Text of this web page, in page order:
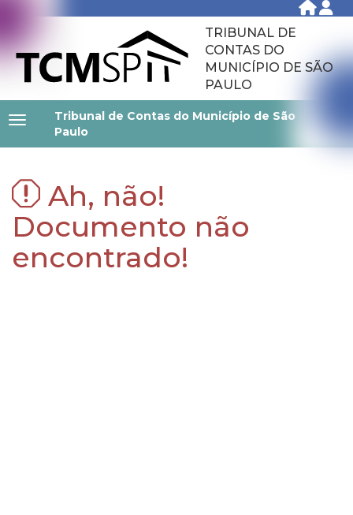
TRIBUNAL DE
CONTAS DO
MUNICÍPIO DE SÃO
PAULO
Tribunal de Contas do Município de São
Paulo
Ah, não!
Documento não
encontrado!